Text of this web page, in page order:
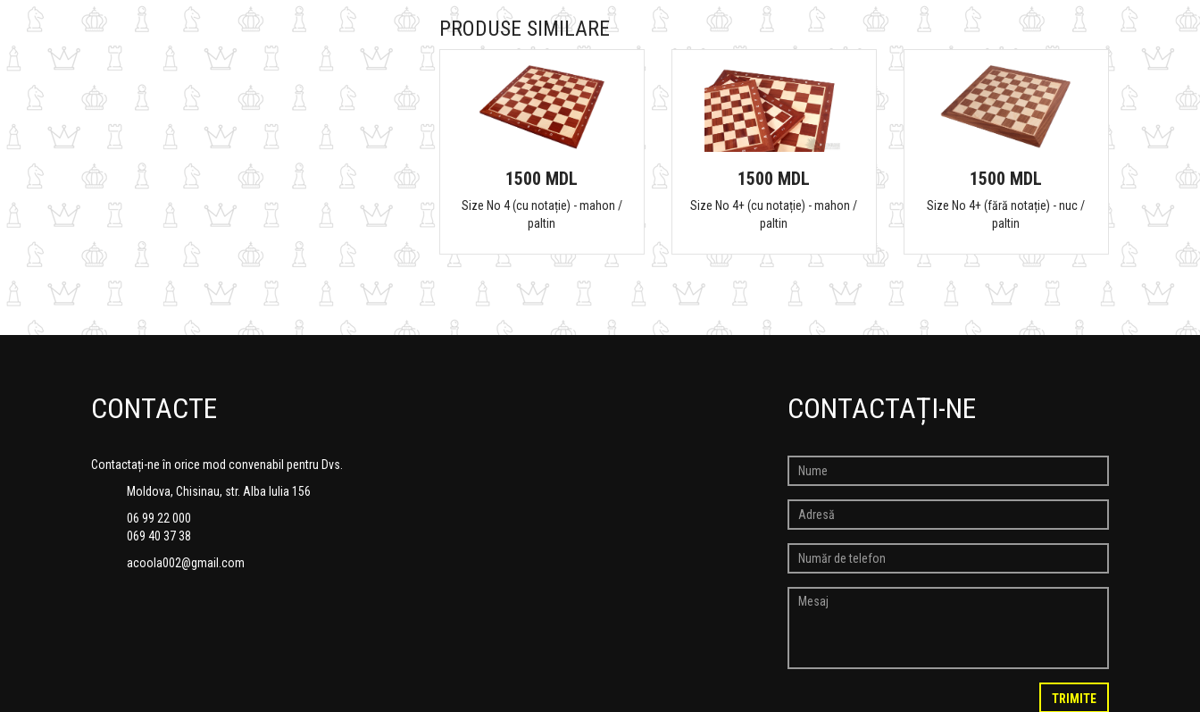
PRODUSE SIMILARE
1500 MDL
Size No 4 (cu notație) - mahon /
paltin
1500 MDL
Size No 4+ (cu notație) - mahon /
paltin
1500 MDL
Size No 4+ (fără notație) - nuc /
paltin
CONTACTE
Contactați-ne în orice mod convenabil pentru Dvs.
Moldova, Chisinau, str. Alba Iulia 156
06 99 22 000
069 40 37 38
acoola002@gmail.com
CONTACTAȚI-NE
TRIMITE